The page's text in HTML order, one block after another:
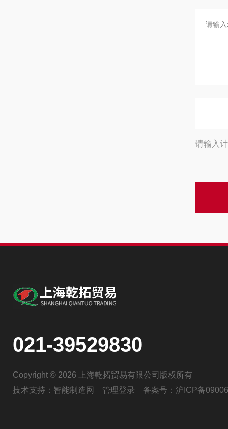
请输入
021-39529830
Copyright © 2026 上海乾拓贸易有限公司版权所有
技术支持： 智能制造网 管理登录 备案号： 沪ICP备